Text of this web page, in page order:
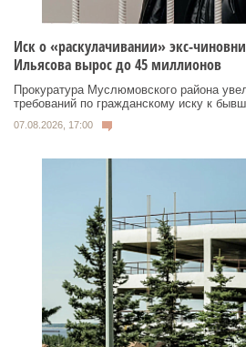
Иск о «раскулачивании» экс-
Ильясова вырос до 45 миллионов
Прокуратура Муслюмовского района
требований по гражданскому иску к
07.08.2026, 17:00